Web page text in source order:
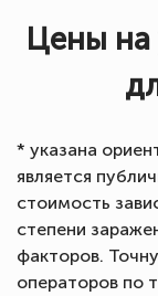
Цены на
* указана
является
стоимость
степени
факторов.
операторов по